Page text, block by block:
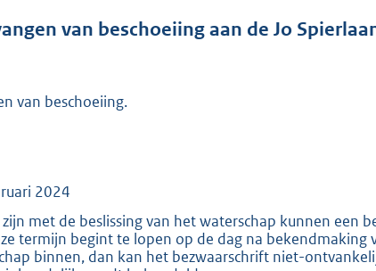
d
e
:
van beschoeiing aan de Jo
van beschoeiing.
2024
met de beslissing van het waterschap kunnen een
termijn begint te lopen op de dag na bekendmaking
binnen, dan kan het bezwaarschrift niet-